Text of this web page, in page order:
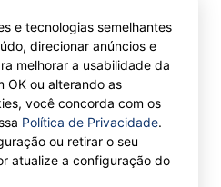
e tecnologias semelhantes
direcionar anúncios e
melhorar a usabilidade da
OK ou alterando as
você concorda com os
Política de Privacidade.
ou retirar o seu
atualize a configuração do